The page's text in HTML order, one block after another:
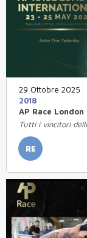
29 Ottobre 2025
2018
AP Race
Tutti i vincitori
RE